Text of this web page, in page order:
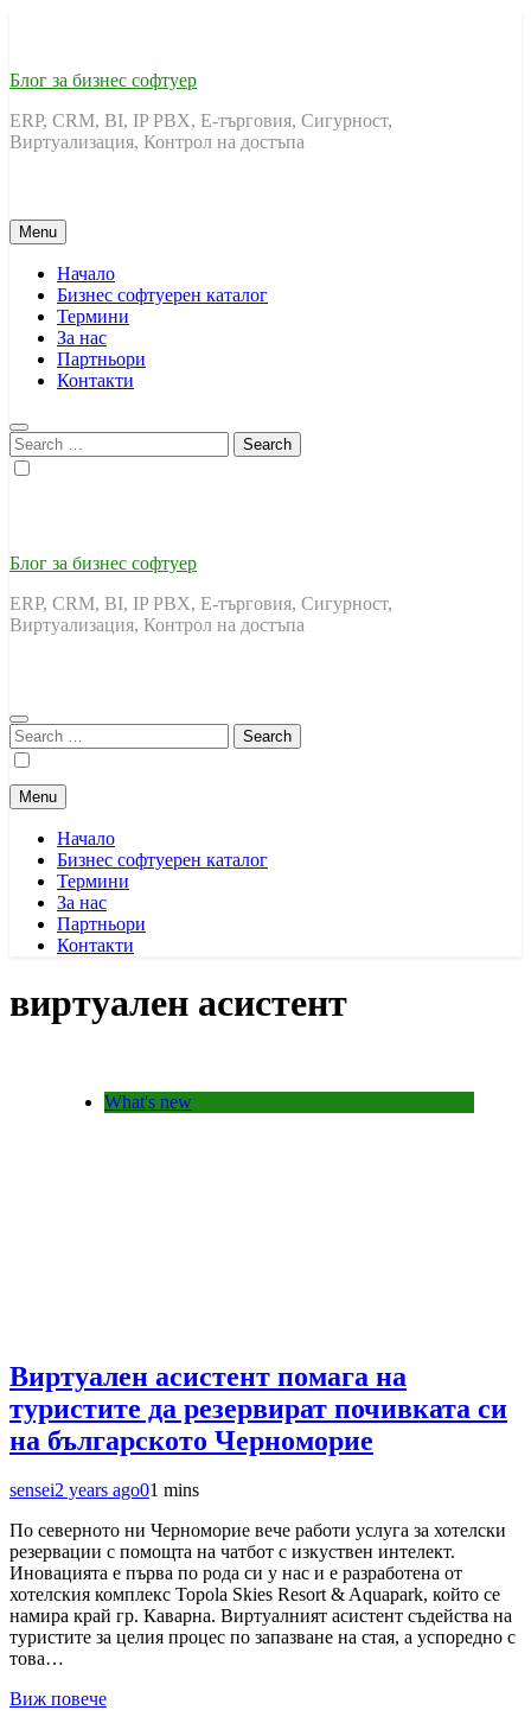
Блог за бизнес софтуер
ERP, CRM, BI, IP PBX, Е-търговия, Сигурност,
Виртуализация, Контрол на достъпа
Menu
Начало
Бизнес софтуерен каталог
Термини
За нас
Партньори
Контакти
Search
for:
Блог за бизнес софтуер
ERP, CRM, BI, IP PBX, Е-търговия, Сигурност,
Виртуализация, Контрол на достъпа
Search
for:
Menu
Начало
Бизнес софтуерен каталог
Термини
За нас
Партньори
Контакти
виртуален асистент
What's new
Виртуален асистент помага на
туристите да резервират почивката си
на българското Черноморие
sensei2 years ago01 mins
По северното ни Черноморие вече работи услуга за хотелски
резервации с помощта на чатбот с изкуствен интелект.
Иновацията е първа по рода си у нас и е разработена от
хотелския комплекс Topola Skies Resort & Aquapark, който се
намира край гр. Каварна. Виртуалният асистент съдейства на
туристите за целия процес по запазване на стая, а успоредно с
това…
Виж повече